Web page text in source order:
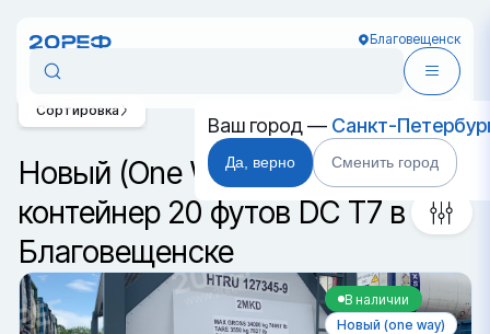
Благовещенск
Ваш город — Санкт-
Да, верно Сменить город
Новый (One Way) танк-
контейнер 20 футов DC T7 в
Благовещенске
Сортировка
В наличии
Новый (one way)